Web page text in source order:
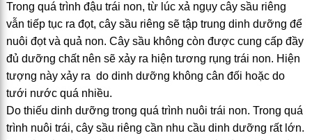
Trong quá trình đậu trái non, từ lúc xả ngụy cây sầu riêng
vẫn tiếp tục ra đọt, cây sầu riêng sẽ tập trung dinh dưỡng để
nuôi đọt và quả non. Cây sầu không còn được cung cấp đầy
đủ dưỡng chất nên sẽ xảy ra hiện tương rụng trái non. Hiện
tượng này xảy ra do dinh dưỡng không cân đối hoặc do
tưới nước quá nhiều.
Do thiếu dinh dưỡng trong quá trình nuôi trái non. Trong quá
trình nuôi trái, cây sầu riêng cần nhu cầu dinh dưỡng rất lớn.